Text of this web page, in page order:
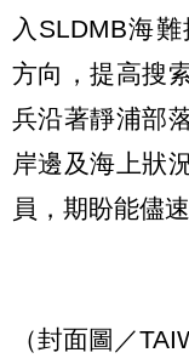
入SLDMB海
方向，提高搜
兵沿著靜浦部
岸邊及海上狀
員，期盼能儘
（封面圖／